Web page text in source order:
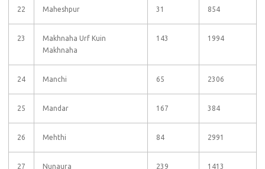
22 Maheshpur 31 854
23
Makhnaha Urf Kuin
Makhnaha
143 1994
24 Manchi 65 2306
25 Mandar 167 384
26 Mehthi 84 2991
27 Nunaura 239 1413